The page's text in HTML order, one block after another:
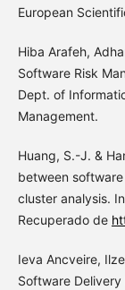
European
Hiba Arafeh,
Software Risk
Dept. of
Management.
Huang, S.-J. &
between
cluster analysis.
Recuperado de
Ieva Ancveire,
Software